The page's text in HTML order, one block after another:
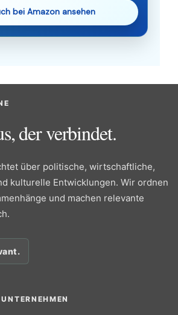
bei Amazon ansehen
der verbindet.
über politische, wirtschaftliche,
kulturelle Entwicklungen. Wir ordnen
und machen relevante